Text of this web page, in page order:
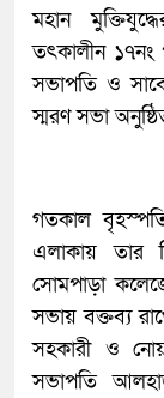
মহান
তৎকালীন ১৭নং
সভাপতি ও
স্মরণ সভা
গতকাল
এলাকায় তার
সোমপাড়া
সভায় বক্তব্য
সহকারী ও
সভাপতি